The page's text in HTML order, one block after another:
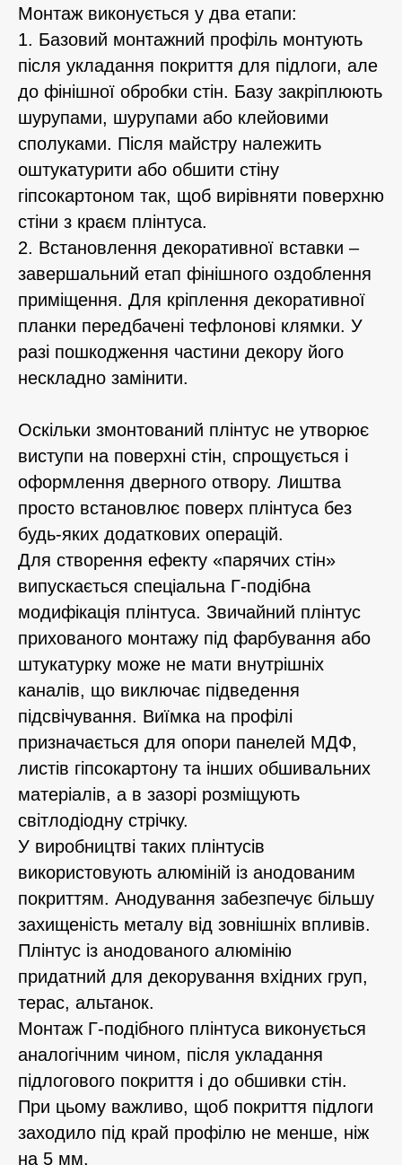
Монтаж виконується у два етапи:
1. Базовий монтажний профіль монтують
після укладання покриття для підлоги, але
до фінішної обробки стін. Базу закріплюють
шурупами, шурупами або клейовими
сполуками. Після майстру належить
оштукатурити або обшити стіну
гіпсокартоном так, щоб вирівняти поверхню
стіни з краєм плінтуса.
2. Встановлення декоративної вставки –
завершальний етап фінішного оздоблення
приміщення. Для кріплення декоративної
планки передбачені тефлонові клямки. У
разі пошкодження частини декору його
нескладно замінити.
Оскільки змонтований плінтус не утворює
виступи на поверхні стін, спрощується і
оформлення дверного отвору. Лиштва
просто встановлює поверх плінтуса без
будь-яких додаткових операцій.
Для створення ефекту «парячих стін»
випускається спеціальна Г-подібна
модифікація плінтуса. Звичайний плінтус
прихованого монтажу під фарбування або
штукатурку може не мати внутрішніх
каналів, що виключає підведення
підсвічування. Виїмка на профілі
призначається для опори панелей МДФ,
листів гіпсокартону та інших обшивальних
матеріалів, а в зазорі розміщують
світлодіодну стрічку.
У виробництві таких плінтусів
використовують алюміній із анодованим
покриттям. Анодування забезпечує більшу
захищеність металу від зовнішніх впливів.
Плінтус із анодованого алюмінію
придатний для декорування вхідних груп,
терас, альтанок.
Монтаж Г-подібного плінтуса виконується
аналогічним чином, після укладання
підлогового покриття і до обшивки стін.
При цьому важливо, щоб покриття підлоги
заходило під край профілю не менше, ніж
на 5 мм.